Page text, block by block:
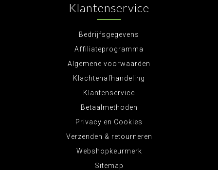
Klantenservice
Bedrijfsgegevens
Affiliateprogramma
Algemene voorwaarden
Klachtenafhandeling
Klantenservice
Betaalmethoden
Privacy en Cookies
Verzenden & retourneren
Webshopkeurmerk
Sitemap